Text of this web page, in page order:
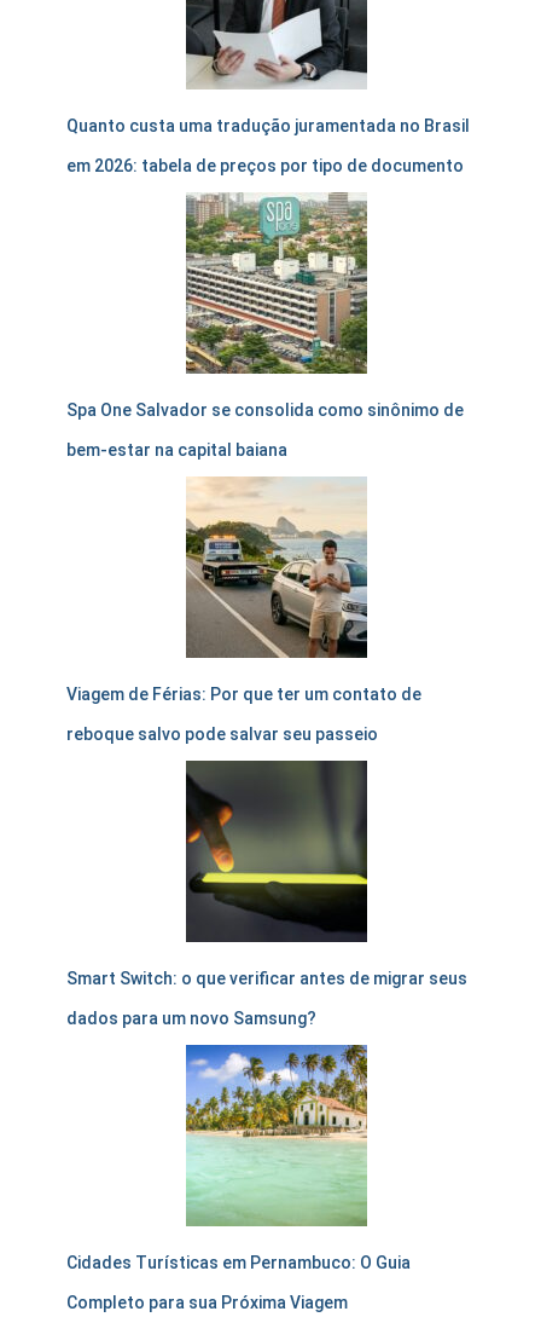
Quanto custa uma tradução juramentada no Brasil
em 2026: tabela de preços por tipo de documento
Spa One Salvador se consolida como sinônimo de
bem-estar na capital baiana
Viagem de Férias: Por que ter um contato de
reboque salvo pode salvar seu passeio
Smart Switch: o que verificar antes de migrar seus
dados para um novo Samsung?
Cidades Turísticas em Pernambuco: O Guia
Completo para sua Próxima Viagem